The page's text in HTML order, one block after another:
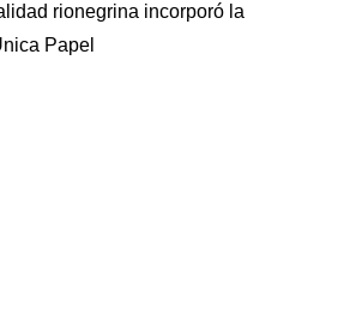
rionegrina incorporó la
Papel